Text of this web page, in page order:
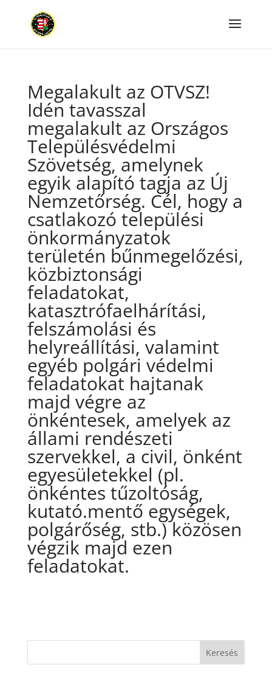
Megalakult az OTVSZ!
Idén tavasszal
megalakult az Országos
Településvédelmi
Szövetség, amelynek
egyik alapító tagja az Új
Nemzetőrség. Cél, hogy a
csatlakozó települési
önkormányzatok
területén bűnmegelőzési,
közbiztonsági
feladatokat,
katasztrófaelhárítási,
felszámolási és
helyreállítási, valamint
egyéb polgári védelmi
feladatokat hajtanak
majd végre az
önkéntesek, amelyek az
állami rendészeti
szervekkel, a civil, önként
egyesületekkel (pl.
önkéntes tűzoltóság,
kutató.mentő egységek,
polgárőség, stb.) közösen
végzik majd ezen
feladatokat.
Keresés